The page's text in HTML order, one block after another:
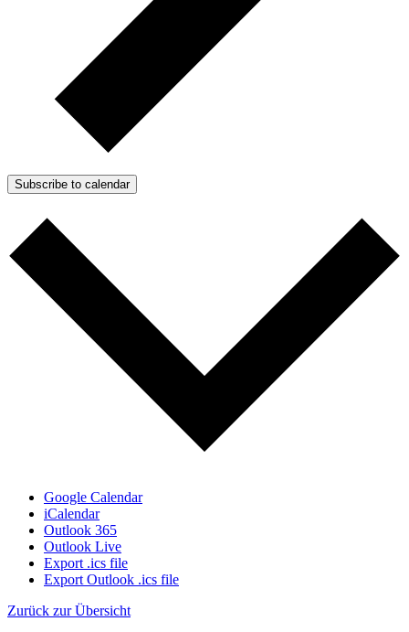
Subscribe to calendar
Google Calendar
iCalendar
Outlook 365
Outlook Live
Export .ics file
Export Outlook .ics file
Zurück zur Übersicht